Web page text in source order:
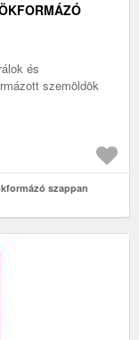
és
szemöldök
szappan